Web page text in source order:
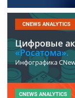
CNEWS ANALYTICS
Цифровые
«Росатома».
Инфографика
CNEWS ANALYTICS